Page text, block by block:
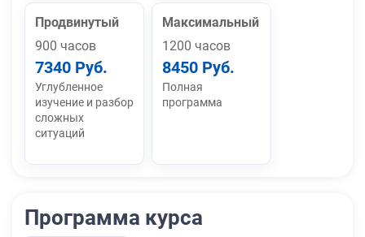
Продвинутый
900 часов
7340 Руб.
Углубленное
изучение и разбор
сложных
ситуаций
Максимальный
1200 часов
8450 Руб.
Полная
программа
Программа курса